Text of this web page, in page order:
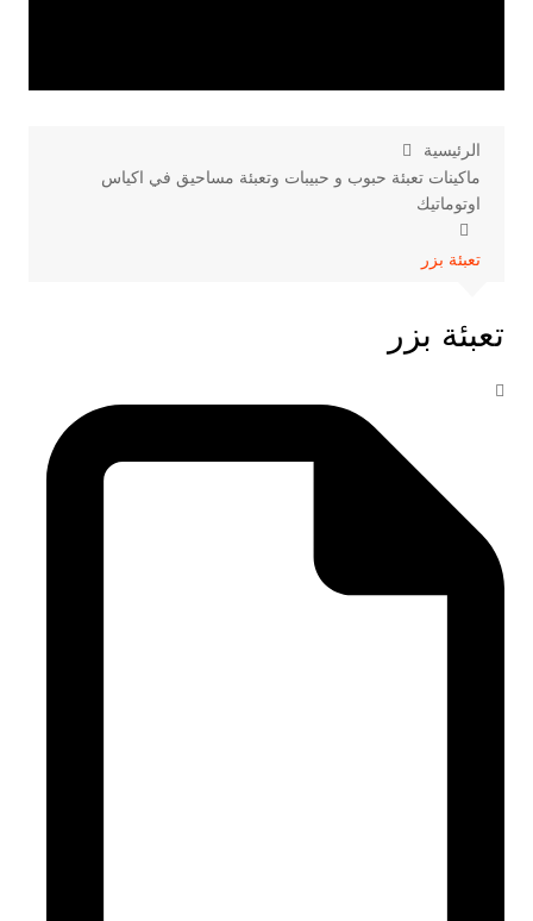
الرئيسية
ماكينات تعبئة حبوب و حبيبات وتعبئة مساحيق في اكياس
اوتوماتيك
تعبئة بزر
تعبئة بزر